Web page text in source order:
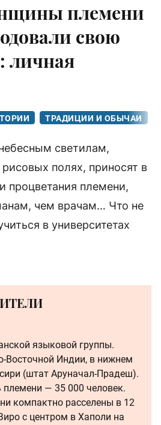
племени
свою
личная
ТРАДИЦИИ И ОБЫЧАИ
светилам,
полях, приносят в
процветания племени,
чем врачам… Что не
в университетах
языковой группы.
Восточной Индии, в нижнем
(штат Аруначал-Прадеш).
— 35 000 человек.
компактно расселены в 12
с центром в Хаполи на